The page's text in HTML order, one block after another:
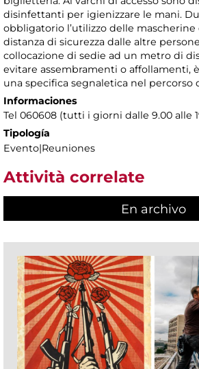
disinfettanti per igienizzare le mani.
obbligatorio l’utilizzo delle mascherine
distanza di sicurezza dalle altre
collocazione di sedie ad un metro di
evitare assembramenti o affollamenti,
una specifica segnaletica nel percorso
Informaciones
Tel 060608 (tutti i giorni dalle 9.00 alle
Tipología
Evento|Reuniones
Attività correlate
En archivo